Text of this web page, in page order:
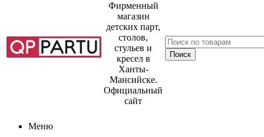
Фирменный
магазин
детских парт,
столов,
стульев и
кресел в
Ханты-
Мансийске.
Официальный
сайт
Меню